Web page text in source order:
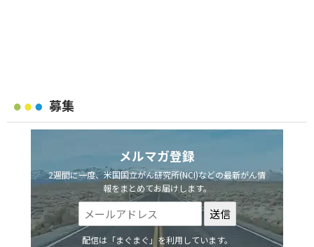
募集
メルマガ登録
2週間に一度、米国国立がん研究所(NCI)などの最新がん情
報をまとめてお届けします。
配信は「まぐまぐ」を利用しています。